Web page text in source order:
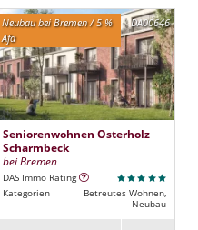
DA00646
Neubau bei Bremen / 5 %
Afa
Seniorenwohnen Osterholz
Scharmbeck
bei Bremen
DAS Immo Rating
Kategorien
Betreutes Wohnen,
Neubau